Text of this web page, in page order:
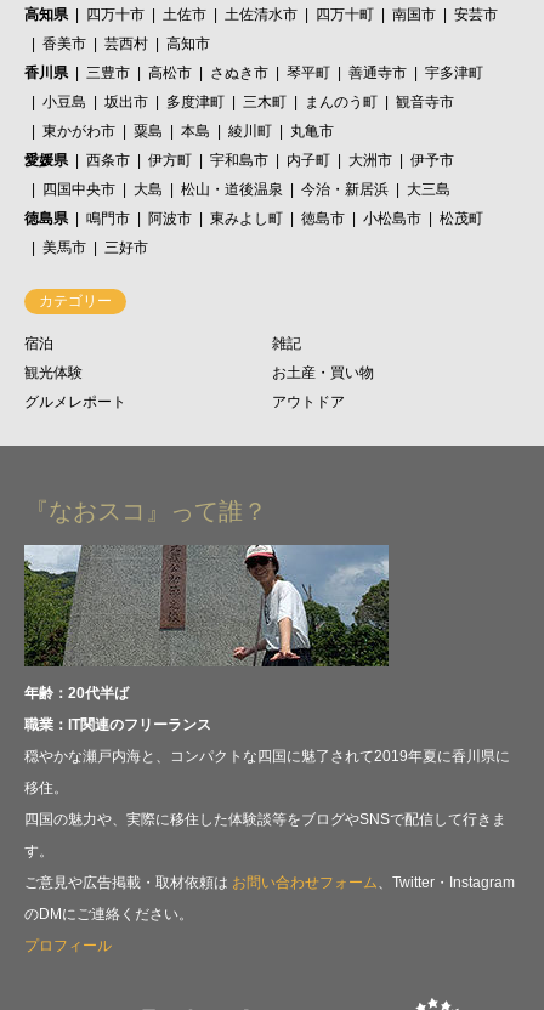
高知県
四万十市 土佐市 土佐清水市 四万十町 南国市
安芸市
香美市
芸西村
高知市
香川県
三豊市 高松市 さぬき市 琴平町 善通寺市
宇多津町
小豆島
坂出市 多度津町 三木町 まんのう町
観音寺市
東かがわ市
粟島 本島 綾川町
丸亀市
愛媛県
西条市 伊方町 宇和島市 内子町 大洲市
伊予市
四国中央市
大島 松山・道後温泉 今治・新居浜
大三島
徳島県
鳴門市 阿波市 東みよし町 徳島市 小松島市
松茂町
美馬市
三好市
カテゴリー
宿泊
雑記
観光体験
お土産・買い物
グルメレポート
アウトドア
『なおスコ』って誰？
年齢：20代半ば
職業：IT関連のフリーランス
穏やかな瀬戸内海と、コンパクトな四国に魅了されて2019年夏に香川県に
移住。
四国の魅力や、実際に移住した体験談等をブログやSNSで配信して行きま
す。
ご意見や広告掲載・取材依頼は お問い合わせフォーム 、Twitter・Instagram
のDMにご連絡ください。
プロフィール